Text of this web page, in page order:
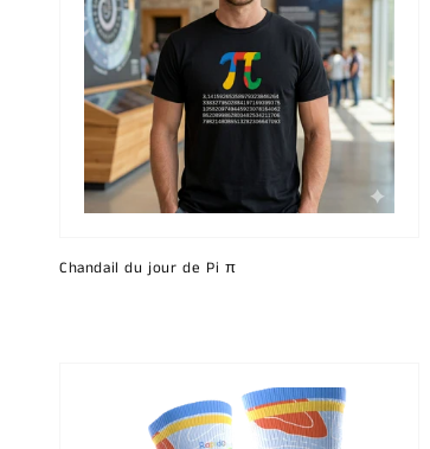
Chandail du jour de Pi π